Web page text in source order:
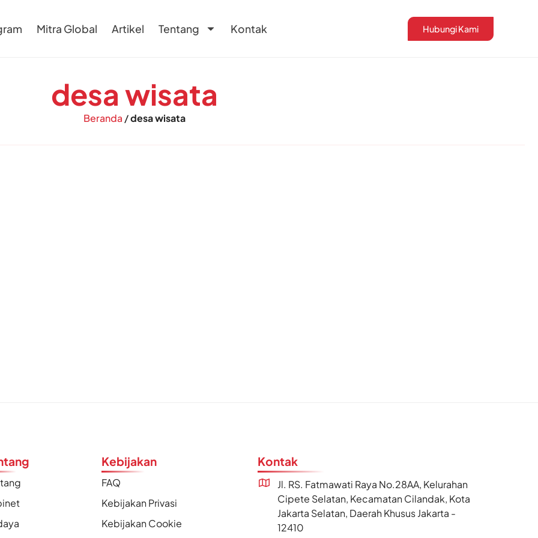
Mitra Global Artikel Tentang Kontak Hubungi Kami
desa wisata
Beranda /desa wisata
Kebijakan
FAQ
Kebijakan Privasi
Kebijakan Cookie
Kontak
Jl. RS. Fatmawati Raya No.28AA, Kelurahan
Cipete Selatan, Kecamatan Cilandak, Kota
Jakarta Selatan, Daerah Khusus Jakarta -
12410